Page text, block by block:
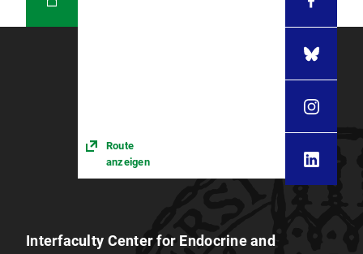
Route
anzeigen
Interfaculty Center for Endocrine and